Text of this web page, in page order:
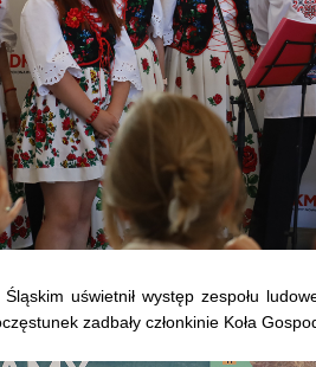
uświetnił występ zespołu
zadbały członkinie Koła